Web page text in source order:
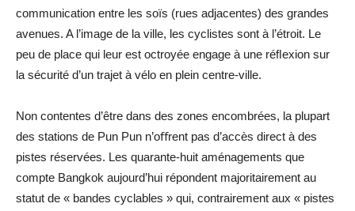
communication entre les soïs (rues adjacentes) des grandes
avenues. A l’image de la ville, les cyclistes sont à l’étroit. Le
peu de place qui leur est octroyée engage à une réﬂexion sur
la sécurité d’un trajet à vélo en plein centre-ville.
Non contentes d’être dans des zones encombrées, la plupart
des stations de Pun Pun n’oﬀrent pas d’accès direct à des
pistes réservées. Les quarante-huit aménagements que
compte Bangkok aujourd’hui répondent majoritairement au
statut de « bandes cyclables » qui, contrairement aux « pistes